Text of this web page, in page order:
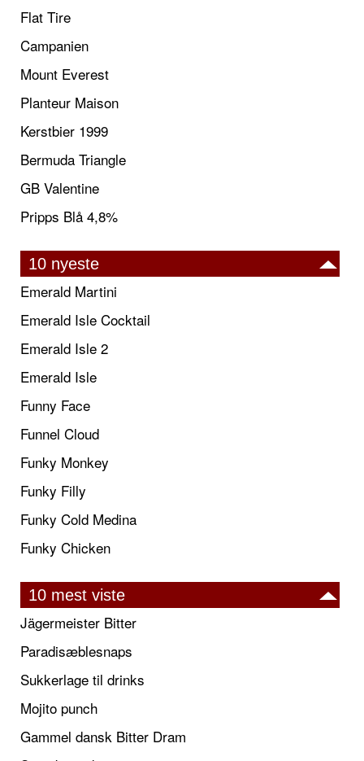
Flat Tire
Campanien
Mount Everest
Planteur Maison
Kerstbier 1999
Bermuda Triangle
GB Valentine
Pripps Blå 4,8%
10 nyeste
Emerald Martini
Emerald Isle Cocktail
Emerald Isle 2
Emerald Isle
Funny Face
Funnel Cloud
Funky Monkey
Funky Filly
Funky Cold Medina
Funky Chicken
10 mest viste
Jägermeister Bitter
Paradisæblesnaps
Sukkerlage til drinks
Mojito punch
Gammel dansk Bitter Dram